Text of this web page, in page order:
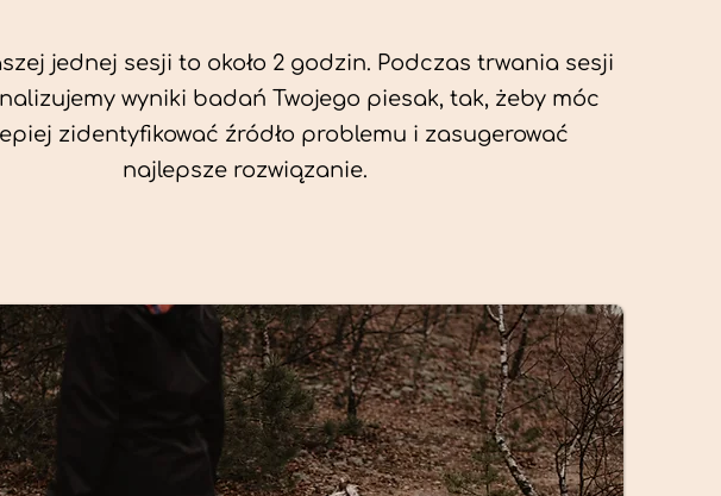
jednej sesji to około 2 godzin. Podczas trwania sesji
wyniki badań Twojego piesak, tak, żeby móc
zidentyfikować źródło problemu i zasugerować
najlepsze rozwiązanie.